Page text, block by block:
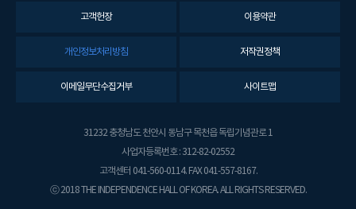
고객헌장 이용약관
개인정보처리방침 저작권정책
이메일무단수집거부 사이트맵
31232 충청남도 천안시 동남구 목천읍 독립기념관로 1
사업자등록번호 : 312-82-02552
고객센터 041-560-0114. FAX 041-557-8167.
ⓒ 2018 THE INDEPENDENCE HALL OF KOREA. ALL RIGHTS RESERVED.